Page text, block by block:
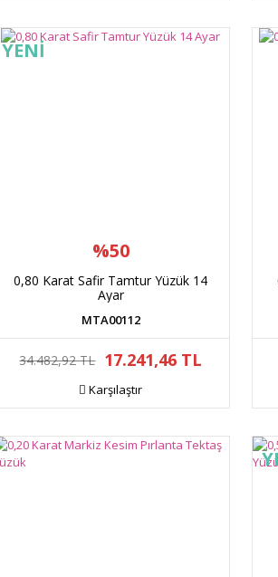
YENİ
%50
0,80 Karat Safir Tamtur Yüzük 14
Ayar
MTA00112
34.482,92 TL 17.241,46 TL
Karşılaştır